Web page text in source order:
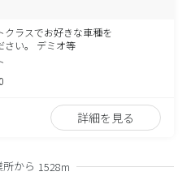
クラスでお好きな車種を
さい。 デミオ等
詳細を見る
から 1528m